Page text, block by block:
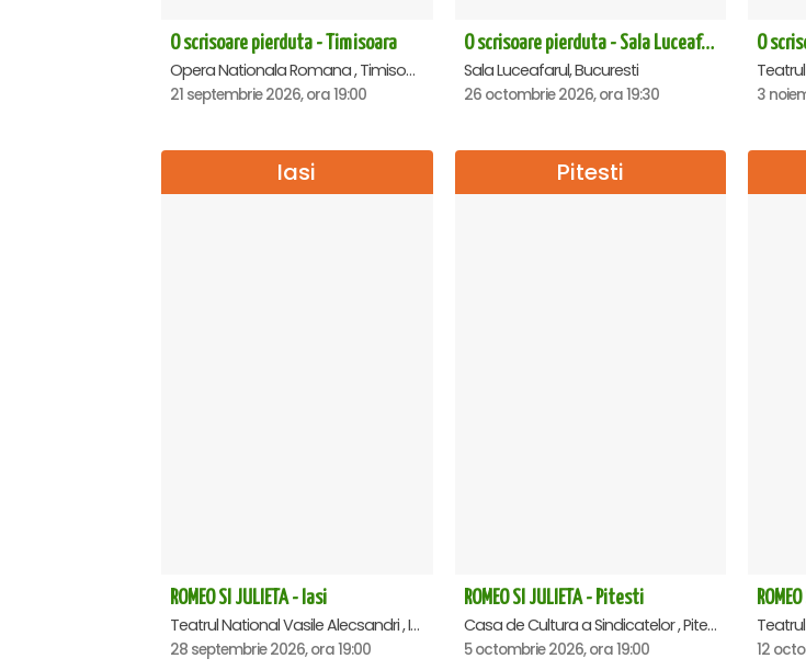
O scrisoare pierduta - Timisoara
Opera Nationala Romana , Timisoara
21 septembrie 2026, ora 19:00
O scrisoare pierduta - Sala Luceafarul
Sala Luceafarul, Bucuresti
26 octombrie 2026, ora 19:30
O
3
Iasi
ROMEO SI JULIETA - Iasi
Teatrul National Vasile Alecsandri , Iasi
28 septembrie 2026, ora 19:00
Pitesti
ROMEO SI JULIETA - Pitesti
Casa de Cultura a Sindicatelor , Pitesti
5 octombrie 2026, ora 19:00 12